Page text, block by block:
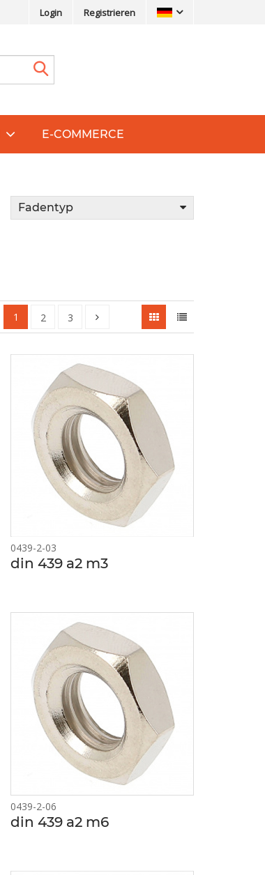
Login Registrieren
E-COMMERCE
Fadentyp
1 2 3
0439-2-03
din 439 a2 m3
0439-2-06
din 439 a2 m6